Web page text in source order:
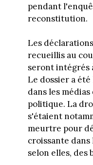
pendant
reconstitution.
Les
recueillis au
seront intégrés
Le dossier a
dans les
politique. La
s'étaient
meurtre pour
croissante dans
selon elles, des